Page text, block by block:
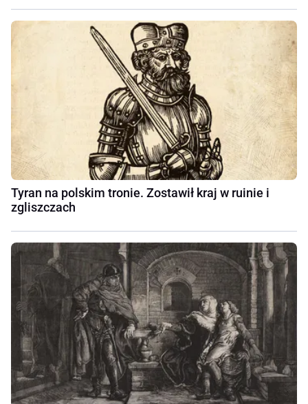
Tyran na polskim tronie. Zostawił kraj w ruinie i
zgliszczach